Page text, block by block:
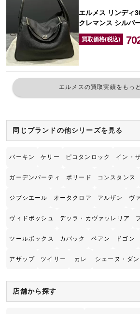
エルメス リンディ
クレマンス シルバ
買取価格(税込)
エルメスの買取実績をもっ
同じブランドの他シリーズを見る
バーキン ケリー ピコタンロック イン・
ガーデンパーティ ボリード コンスタンス
ジプシエール オータクロア アルザン ヴ
ヴィドポッシュ デッラ・カヴァッレリア
ツールボックス カバック ベアン ドゴン
アザップ ツイリー カレ シェーヌ・ダ
店舗から探す